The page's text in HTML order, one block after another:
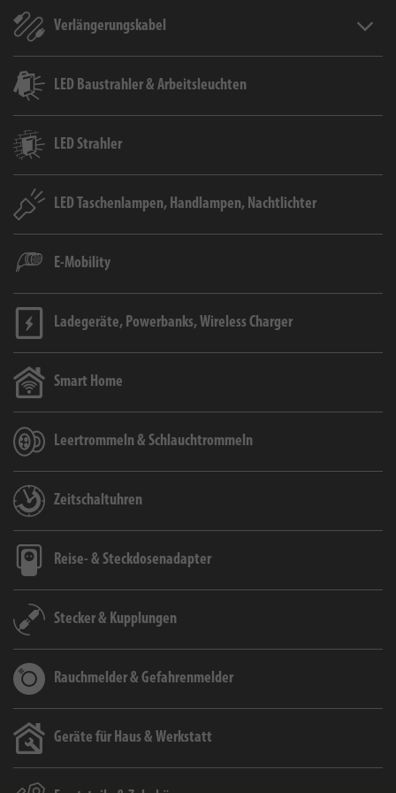
Verlängerungskabel
LED Baustrahler & Arbeitsleuchten
LED Strahler
LED Taschenlampen, Handlampen, Nachtlichter
E-Mobility
Ladegeräte, Powerbanks, Wireless Charger
Smart Home
Leertrommeln & Schlauchtrommeln
Zeitschaltuhren
Reise- & Steckdosenadapter
Stecker & Kupplungen
Rauchmelder & Gefahrenmelder
Geräte für Haus & Werkstatt